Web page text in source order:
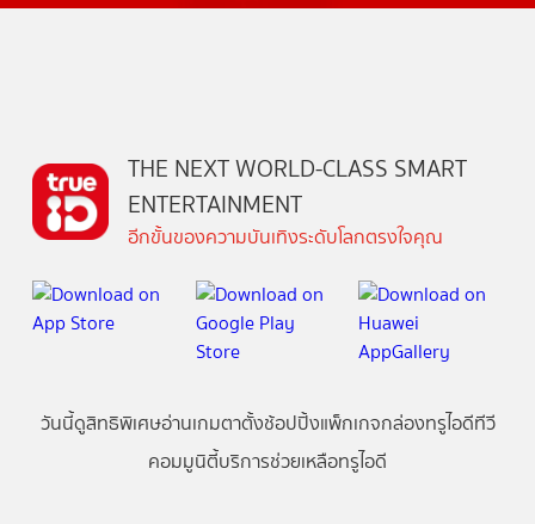
THE NEXT WORLD-CLASS SMART
ENTERTAINMENT
อีกขั้นของความบันเทิงระดับโลกตรงใจคุณ
วันนี้ดูสิทธิพิเศษอ่านเกมตาตั้งช้อปปิ้งแพ็กเกจกล่องทรูไอดีทีวี
คอมมูนิตี้บริการช่วยเหลือทรูไอดี